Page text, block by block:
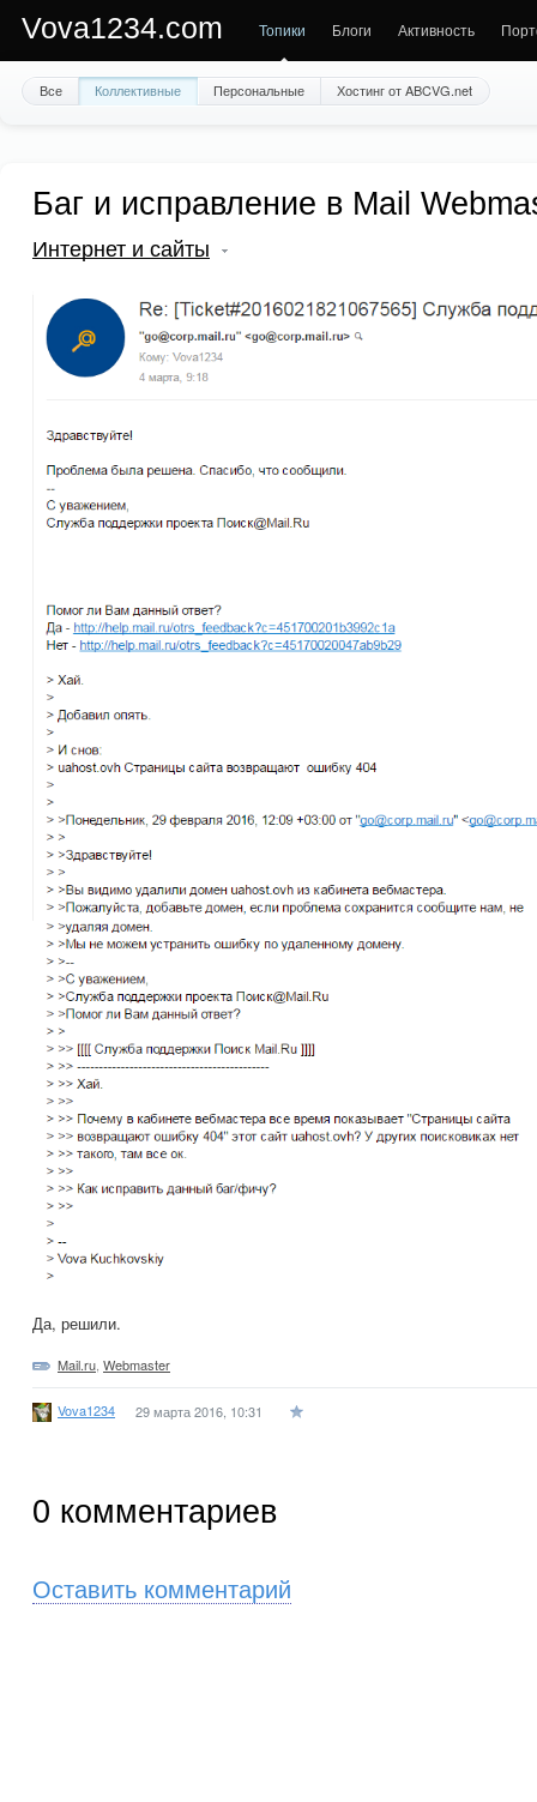
Vova1234.com Топики Блоги Активность
Все Коллективные Персональные Хостинг от ABCVG.net
Баг и исправление в Mail
Интернет и сайты
Да, решили.
Mail.ru Webmaster
Vova1234 29 марта 2016, 10:31
0 комментариев
Оставить комментарий